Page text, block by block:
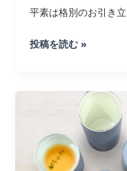
平素は格別のお引き
本
転
人
様
投稿を読む »